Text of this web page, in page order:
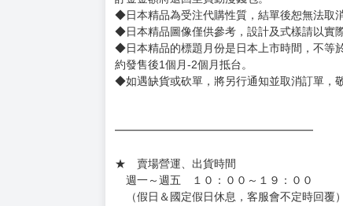
書籍有問題請不要拆封，請私訊大廚協助。
◆逾期未取且訂單取消後三個工作天內未有任
◆書籍贈品&上市日、依出版社最終公布為主。
有時會上市前更改贈品內容或延後出版，還請注
◆網路購物取貨後開箱時建議全程錄影拍照存
訂金金額將退回至買動漫錢包。
◆日本精品為受注代購性質，結單後恕無法取
◆日本精品圖像僅供參考，設計及式樣請以實